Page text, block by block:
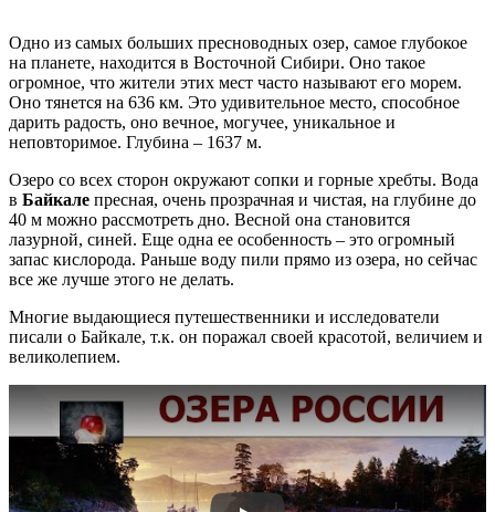
Одно из самых больших пресноводных озер, самое глубокое
на планете, находится в Восточной Сибири. Оно такое
огромное, что жители этих мест часто называют его морем.
Оно тянется на 636 км. Это удивительное место, способное
дарить радость, оно вечное, могучее, уникальное и
неповторимое. Глубина – 1637 м.
Озеро со всех сторон окружают сопки и горные хребты. Вода
в Байкале пресная, очень прозрачная и чистая, на глубине до
40 м можно рассмотреть дно. Весной она становится
лазурной, синей. Еще одна ее особенность – это огромный
запас кислорода. Раньше воду пили прямо из озера, но сейчас
все же лучше этого не делать.
Многие выдающиеся путешественники и исследователи
писали о Байкале, т.к. он поражал своей красотой, величием и
великолепием.